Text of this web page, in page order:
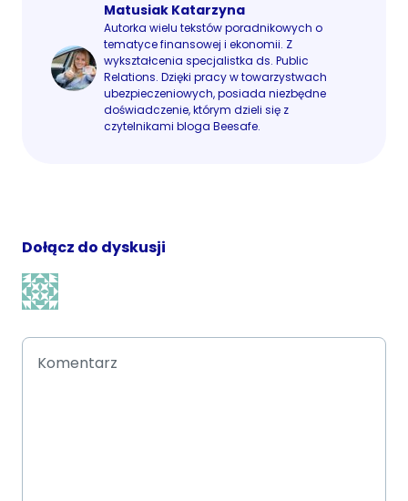
Matusiak Katarzyna
Autorka wielu tekstów poradnikowych o
tematyce finansowej i ekonomii. Z
wykształcenia specjalistka ds. Public
Relations. Dzięki pracy w towarzystwach
ubezpieczeniowych, posiada niezbędne
doświadczenie, którym dzieli się z
czytelnikami bloga Beesafe.
Dołącz do dyskusji